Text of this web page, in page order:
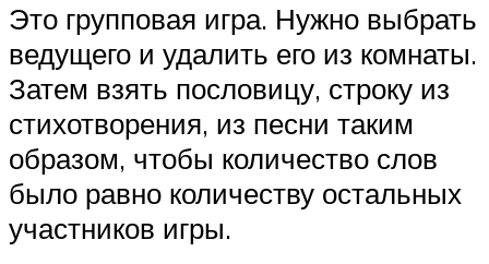
Это групповая игра. Нужно выбрать
ведущего и удалить его из комнаты.
Затем взять пословицу, строку из
стихотворения, из песни таким
образом, чтобы количество слов
было равно количеству остальных
участников игры.